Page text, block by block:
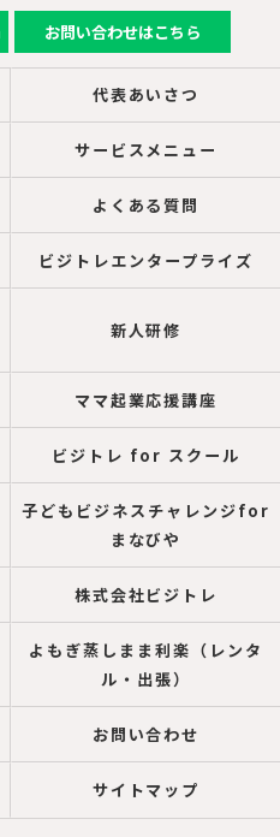
お問い合わせはこちら
代表あいさつ
サービスメニュー
よくある質問
ビジトレエンタープライズ
新人研修
ママ起業応援講座
ビジトレ for スクール
子どもビジネスチャレンジfor
まなびや
株式会社ビジトレ
よもぎ蒸しまま利楽（レンタ
ル・出張）
お問い合わせ
サイトマップ